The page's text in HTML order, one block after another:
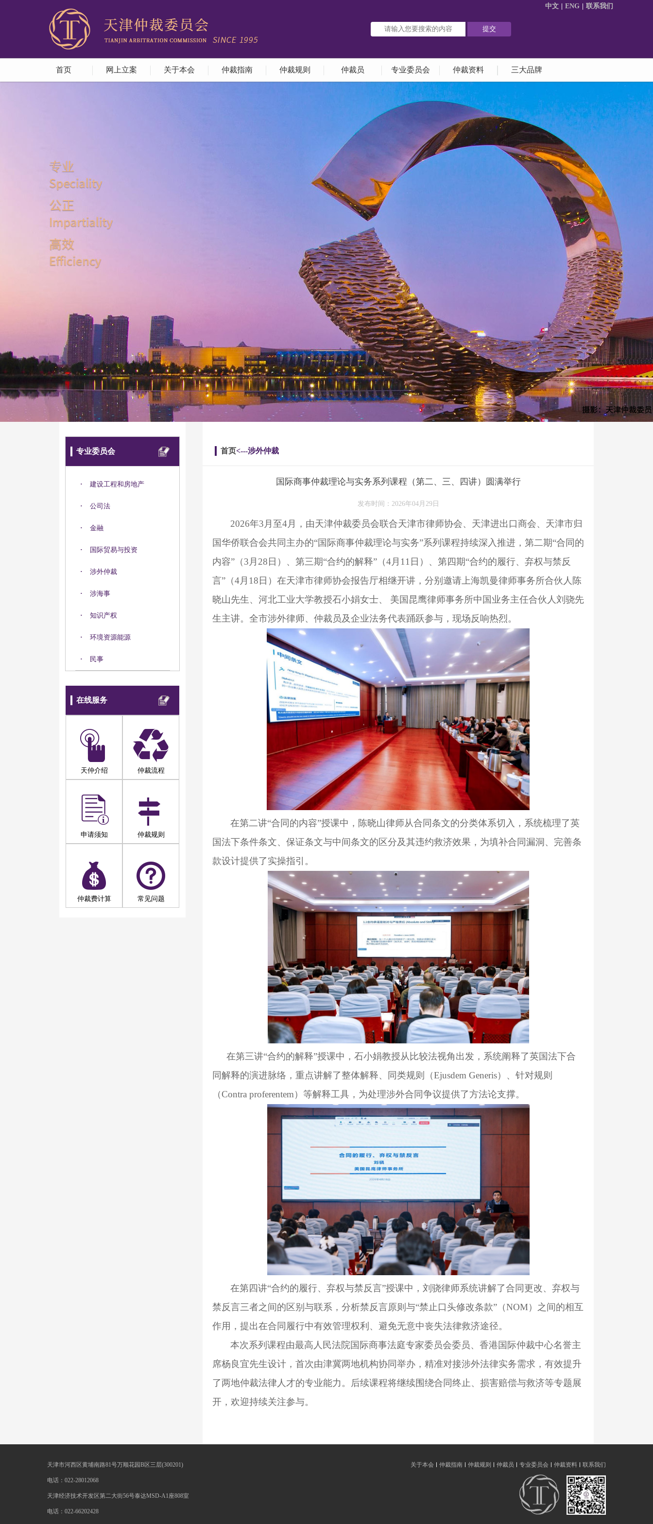
中文 ENG 联系我们
首页 网上立案 关于本会 仲裁指南 仲裁规则 仲裁员 专业委员会 仲裁资料 三大品牌
专业委员会
· 建设工程和房地产
· 公司法
· 金融
· 国际贸易与投资
· 涉外仲裁
· 涉海事
· 知识产权
· 环境资源能源
· 民事
在线服务
天仲介绍 仲裁流程
申请须知 仲裁规则
仲裁费计算 常见问题
首页<---涉外仲裁
国际商事仲裁理论与实务系列课程（第二、三、四讲）圆满举行
发布时间：2026年04月29日
2026年3月至4月，由天津仲裁委员会联合天津市律师协会、天津进出口商会、天津市归
国华侨联合会共同主办的“国际商事仲裁理论与实务”系列课程持续深入推进，第二期“合同的
内容”（3月28日）、第三期“合约的解释”（4月11日）、第四期“合约的履行、弃权与禁反
言”（4月18日）在天津市律师协会报告厅相继开讲，分别邀请上海凯曼律师事务所合伙人陈
晓山先生、河北工业大学教授石小娟女士、
美国昆鹰律师事务所中国业务主任合伙人刘骁先
生主讲。 全市涉外律师、仲裁员及企业法务代表踊跃参与，现场反响热烈。
在第二讲“合同的内容”授课中，陈晓山律师从合同条文的分类体系切入，系统梳理了英
国法下条件条文、保证条文与中间条文的区分及其违约救济效果，为填补合同漏洞、完善条
款设计提供了实操指引。
在第三讲“合约的解释”授课中，石小娟教授从比较法视角出发，系统阐释了英国法下合
同解释的演进脉络，重点讲解了整体解释、同类规则（Ejusdem Generis）、针对规则
（Contra proferentem）等解释工具，为处理涉外合同争议提供了方法论支撑。
在第四讲“合约的履行、弃权与禁反言”授课中，刘骁律师系统讲解了合同更改、弃权与
禁反言三者之间的区别与联系，分析禁反言原则与“禁止口头修改条款”（NOM）之间的相互
作用，提出在合同履行中有效管理权利、避免无意中丧失法律救济途径。
本次系列课程由最高人民法院国际商事法庭专家委员会委员、香港国际仲裁中心名誉主
席杨良宜先生设计，首次由津冀两地机构协同举办，精准对接涉外法律实务需求，有效提升
了两地仲裁法律人才的专业能力。后续课程将继续围绕合同终止、损害赔偿与救济等专题展
开，欢迎持续关注参与。
天津市河西区黄埔南路81号万顺花园B区三层(300201)
电话：022-28012068
天津经济技术开发区第二大街56号泰达MSD-A1座808室
电话：022-66202428
关于本会 仲裁指南 仲裁规则 仲裁员 专业委员会 仲裁资料 联系我们